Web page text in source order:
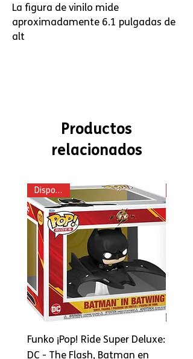
La figura de vinilo mide
aproximadamente 6.1 pulgadas de
alt
Productos
relacionados
Disponible
Funko ¡Pop! Ride Super Deluxe:
DC - The Flash, Batman en